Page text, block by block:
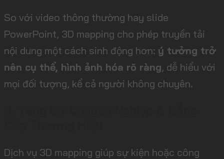
So với video thông thường hay slide
PowerPoint, 3D mapping cho phép truyền tải
nội dung một cách sinh động hơn: ý tưởng trở
nên cụ thể, hình ảnh hóa rõ ràng, dễ hiểu với
mọi đối tượng, kể cả người không chuyên.
Dịch vụ 3D mapping giúp sự kiện hoặc công